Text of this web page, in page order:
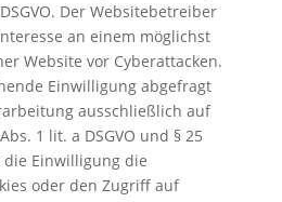
Der Websitebetreiber
an einem möglichst
Website vor Cyberattacken.
Einwilligung abgefragt
ausschließlich auf
1 lit. a DSGVO und § 25
die Einwilligung die
oder den Zugriff auf